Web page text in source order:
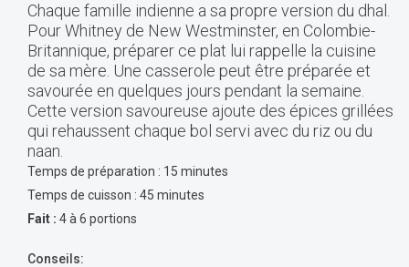
Chaque famille indienne a sa propre version du dhal.
Pour Whitney de New Westminster, en Colombie-
Britannique, préparer ce plat lui rappelle la cuisine
de sa mère. Une casserole peut être préparée et
savourée en quelques jours pendant la semaine.
Cette version savoureuse ajoute des épices grillées
qui rehaussent chaque bol servi avec du riz ou du
naan.
Temps de préparation : 15 minutes
Temps de cuisson : 45 minutes
Fait : 4 à 6 portions
Conseils: